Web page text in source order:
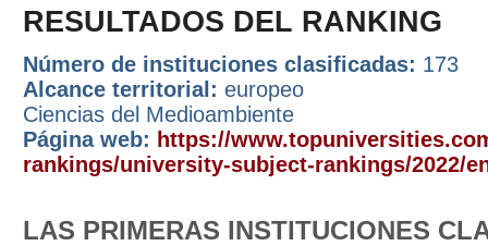
RESULTADOS DEL RANKING
Número de instituciones clasificadas: 173
Alcance territorial: europeo
Ciencias del Medioambiente
Página web: https://
rankings/university-subject-rankings/2022/
LAS PRIMERAS INSTITUCIONES